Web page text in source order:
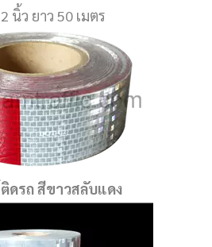
นิ้ว ยาว 50 เมตร
ดรถ สีขาวสลับแดง